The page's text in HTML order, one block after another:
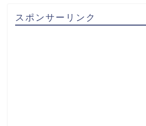
スポンサーリンク